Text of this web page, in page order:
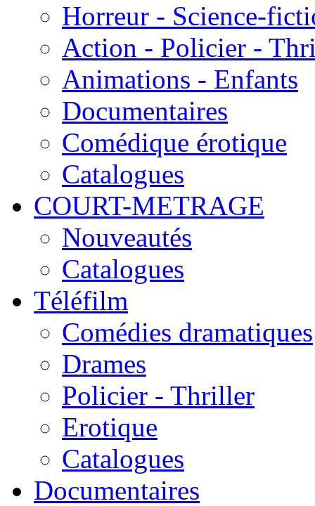
Horreur - Science-
Action - Policier -
Animations - Enfants
Documentaires
Comédique érotique
Catalogues
COURT-METRAGE
Nouveautés
Catalogues
Téléfilm
Comédies dramatiques
Drames
Policier - Thriller
Erotique
Catalogues
Documentaires